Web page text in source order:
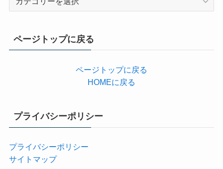
ページトップに戻る
ページトップに戻る
HOMEに戻る
プライバシーポリシー
プライバシーポリシー
サイトマップ